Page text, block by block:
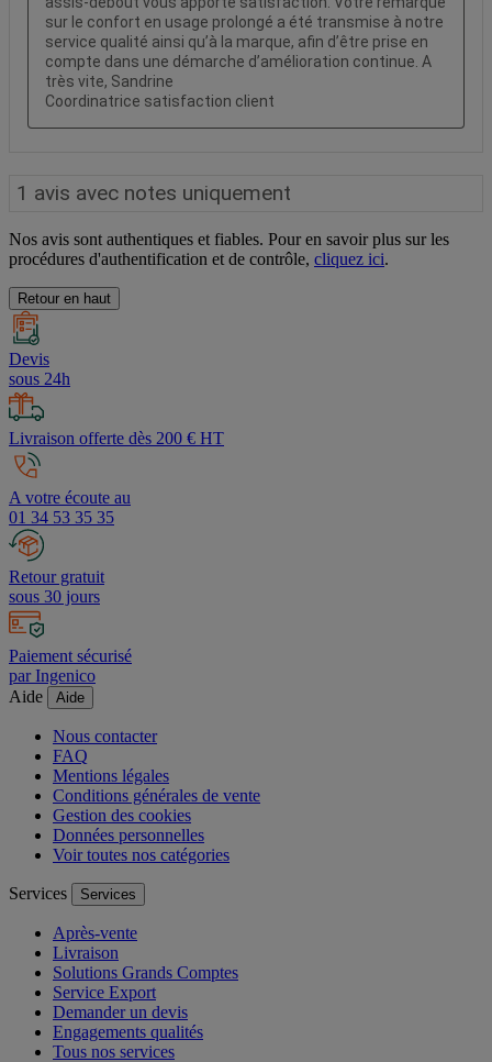
Nos avis sont authentiques et fiables. Pour en savoir plus sur les
procédures d'authentification et de contrôle, cliquez ici.
Retour en haut
Devis
sous 24h
Livraison offerte dès 200 € HT
A votre écoute au
01 34 53 35 35
Retour gratuit
sous 30 jours
Paiement sécurisé
par Ingenico
Aide
Aide
Nous contacter
FAQ
Mentions légales
Conditions générales de vente
Gestion des cookies
Données personnelles
Voir toutes nos catégories
Services Services
Après-vente
Livraison
Solutions Grands Comptes
Service Export
Demander un devis
Engagements qualités
Tous nos services